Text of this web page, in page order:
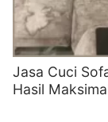
Jasa Cuci
Hasil